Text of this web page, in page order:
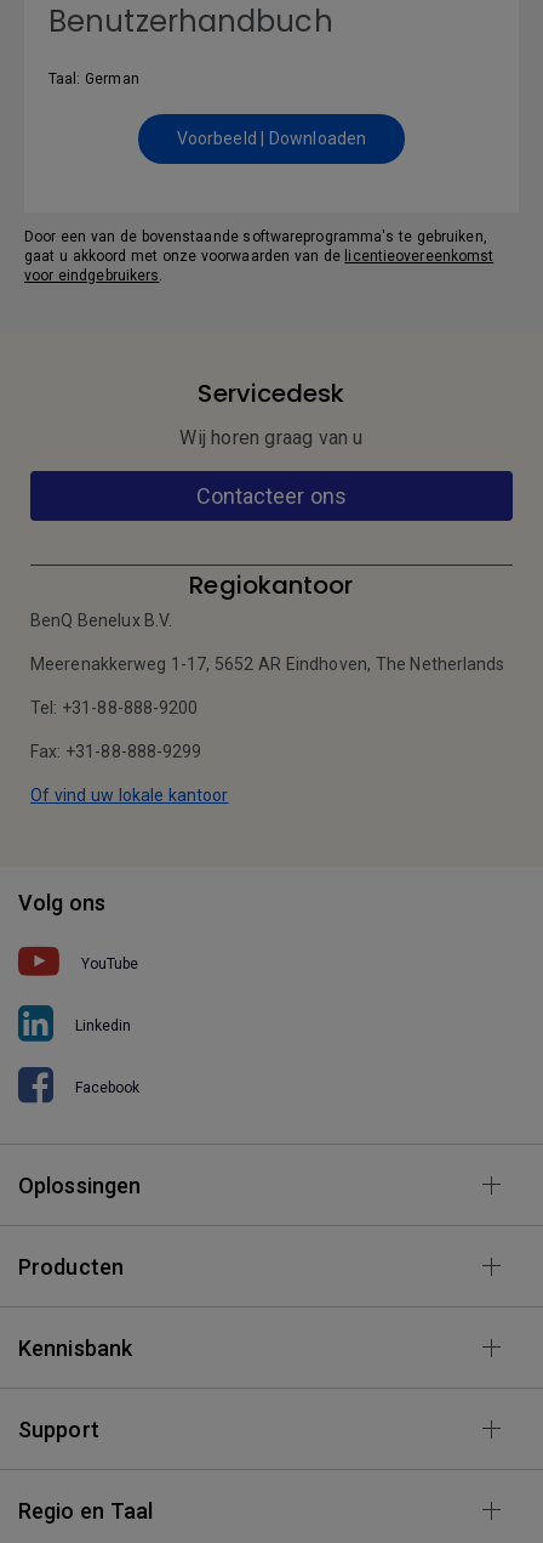
Benutzerhandbuch
Taal: German
Voorbeeld | Downloaden
Door een van de bovenstaande softwareprogramma's te gebruiken,
gaat u akkoord met onze voorwaarden van de licentieovereenkomst
voor eindgebruikers.
Servicedesk
Wij horen graag van u
Contacteer ons
Regiokantoor
BenQ Benelux B.V.
Meerenakkerweg 1-17, 5652 AR Eindhoven, The Netherlands
Tel: +31-88-888-9200
Fax: +31-88-888-9299
Of vind uw lokale kantoor
Volg ons
YouTube
Linkedin
Facebook
Oplossingen
Producten
Kennisbank
Support
Regio en Taal